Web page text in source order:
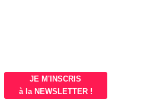
JE M'INSCRIS
à la NEWSLETTER !